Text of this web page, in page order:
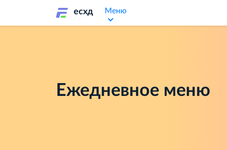
есхд Меню
Ежедневное меню